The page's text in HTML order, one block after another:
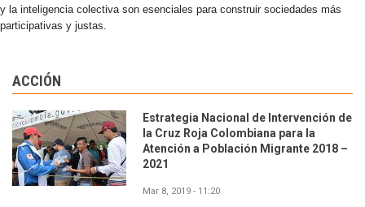
y la inteligencia colectiva son esenciales para construir sociedades más
participativas y justas.
ACCIÓN
Estrategia Nacional de Intervención de
la Cruz Roja Colombiana para la
Atención a Población Migrante 2018 –
2021
Mar 8, 2019 - 11:20